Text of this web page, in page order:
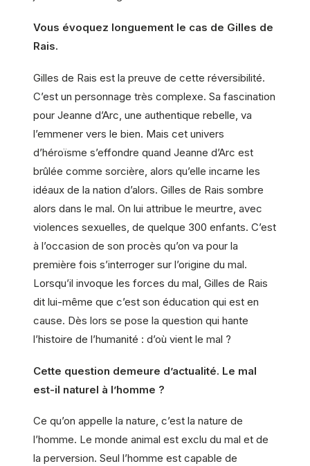
Vous évoquez longuement le cas de Gilles de
Rais.
Gilles de Rais est la preuve de cette réversibilité.
C’est un personnage très complexe. Sa fascination
pour Jeanne d’Arc, une authentique rebelle, va
l’emmener vers le bien. Mais cet univers
d’héroïsme s’effondre quand Jeanne d’Arc est
brûlée comme sorcière, alors qu’elle incarne les
idéaux de la nation d’alors. Gilles de Rais sombre
alors dans le mal. On lui attribue le meurtre, avec
violences sexuelles, de quelque 300 enfants. C’est
à l’occasion de son procès qu’on va pour la
première fois s’interroger sur l’origine du mal.
Lorsqu’il invoque les forces du mal, Gilles de Rais
dit lui-même que c’est son éducation qui est en
cause. Dès lors se pose la question qui hante
l’histoire de l’humanité : d’où vient le mal ?
Cette question demeure d’actualité. Le mal
est-il naturel à l’homme ?
Ce qu’on appelle la nature, c’est la nature de
l’homme. Le monde animal est exclu du mal et de
la perversion. Seul l’homme est capable de